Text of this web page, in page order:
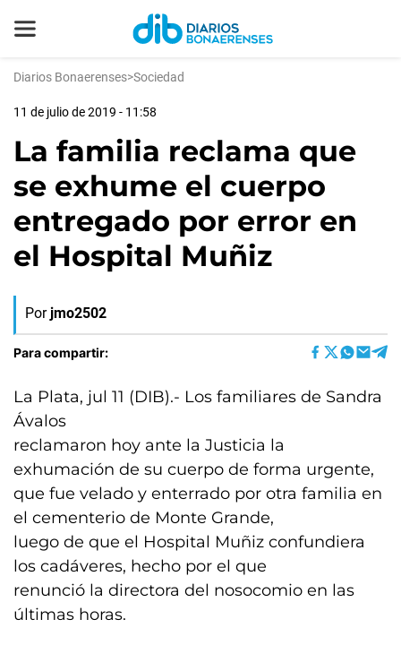
Diarios Bonaerenses>Sociedad
11 de julio de 2019 - 11:58
La familia reclama que
se exhume el cuerpo
entregado por error en
el Hospital Muñiz
Por jmo2502
Para compartir:
La Plata, jul 11 (DIB).- Los familiares de Sandra
Ávalos
reclamaron hoy ante la Justicia la
exhumación de su cuerpo de forma urgente,
que fue velado y enterrado por otra familia en
el cementerio de Monte Grande,
luego de que el Hospital Muñiz confundiera
los cadáveres, hecho por el que
renunció la directora del nosocomio en las
últimas horas.